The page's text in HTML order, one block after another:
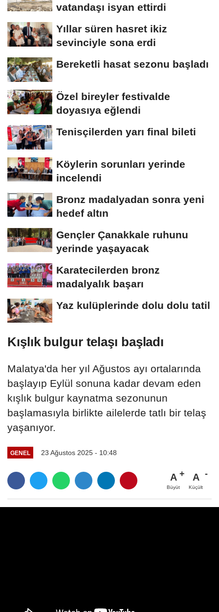
vatandaşı isyan ettirdi
Yıllar süren hasret ikiz
sevinciyle sona erdi
Bereketli hasat sezonu başladı
Özel bireyler festivalde
doyasıya eğlendi
Tenisçilerden yarı final bileti
Köylerin sorunları yerinde
incelendi
Bronz madalyadan sonra yeni
hedef altın
Gençler Çanakkale ruhunu
yerinde yaşayacak
Karatecilerden bronz
madalyalık başarı
Yaz kulüplerinde dolu dolu tatil
Kışlık bulgur telaşı başladı
Malatya'da her yıl Ağustos ayı ortalarında
başlayıp Eylül sonuna kadar devam eden
kışlık bulgur kaynatma sezonunun
başlamasıyla birlikte ailelerde tatlı bir telaş
yaşanıyor.
GENEL 23 Ağustos 2025 - 10:48
A
Büyüt
A
Küçült